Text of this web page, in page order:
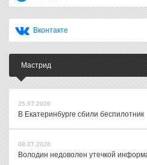
Вконтакте
Мастрид
25.07.2026
В Екатеринбурге сбили беспилотник
08.07.2026
Володин недоволен утечкой